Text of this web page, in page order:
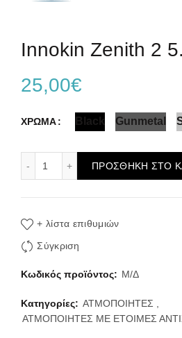
Innokin Zenith 2
25,00€
ΧΡΩΜΑ Black Gunmetal
ΠΡΟΣΘΉΚΗ ΣΤΟ
+ λίστα επιθυμιών
Σύγκριση
Κωδικός προϊόντος: Μ/Δ
Κατηγορίες: ΑΤΜΟΠΟΙΗΤΕΣ
ΑΤΜΟΠΟΙΗΤΕΣ ΜΕ ΕΤΟΙΜΕΣ